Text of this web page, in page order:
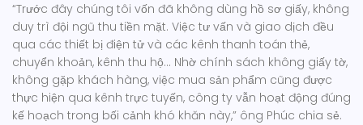
“Trước đây chúng tôi vốn đã không dùng hồ sơ giấy, không
duy trì đội ngũ thu tiền mặt. Việc tư vấn và giao dịch đều
qua các thiết bị điện tử và các kênh thanh toán thẻ,
chuyển khoản, kênh thu hộ… Nhờ chính sách không giấy tờ,
không gặp khách hàng, việc mua sản phẩm cũng được
thực hiện qua kênh trực tuyến, công ty vẫn hoạt động đúng
kế hoạch trong bối cảnh khó khăn này,” ông Phúc chia sẻ.